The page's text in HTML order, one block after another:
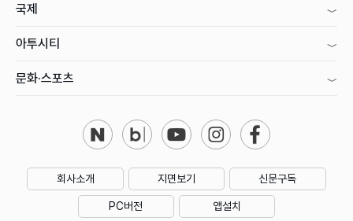
국제
아투시티
문화·스포츠
회사소개 지면보기 신문구독
PC버전 앱설치